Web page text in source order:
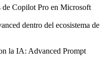
Copilot Pro en Microsoft
dentro del ecosistema de
la IA: Advanced Prompt